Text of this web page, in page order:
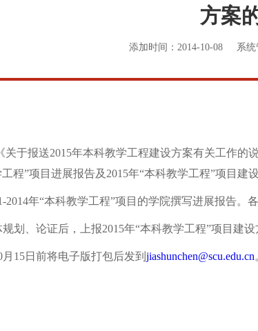
方案
添加时间：2014-10-08 系统
于报送2015年本科教学工程建设方案有关工作的
工程”项目进展报告及2015年“本科教学工程”项目建
2014年“本科教学工程”项目的学院撰写进展报告。
划、论证后，上报2015年“本科教学工程”项目建
15日前将电子版打包后发到 jiashunchen@scu.edu.cn